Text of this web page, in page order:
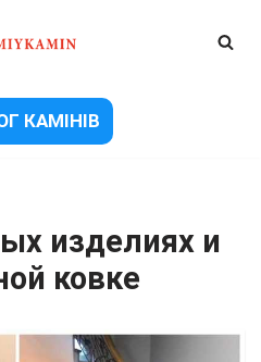
КАМІНІВ
изделиях и
ковке